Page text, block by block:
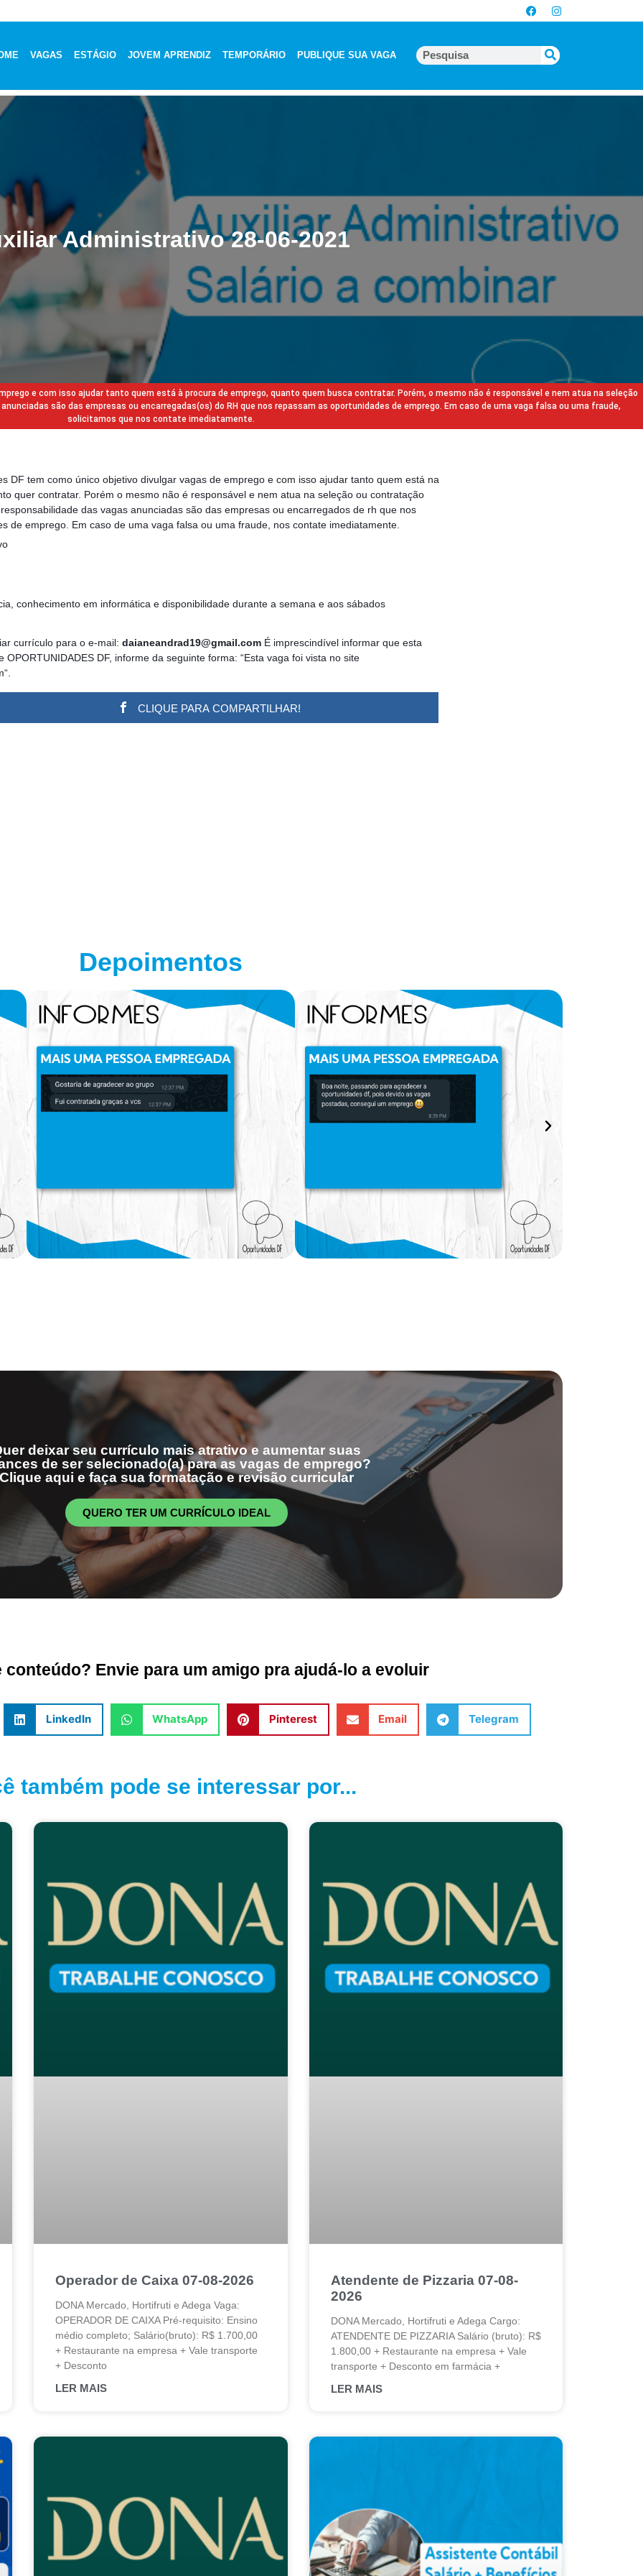
VAGAS ESTÁGIO JOVEM APRENDIZ TEMPORÁRIO PUBLIQUE SUA VAGA
Administrativo 28-06-2021
e com isso ajudar tanto quem está à procura de emprego, quanto quem busca contratar. Porém, o mesmo não é responsável e nem atua na seleção
são das empresas ou encarregadas(os) do RH que nos repassam as oportunidades de emprego. Em caso de uma vaga falsa ou uma fraude,
solicitamos que nos contate imediatamente.
DF tem como único objetivo divulgar vagas de emprego e com isso ajudar tanto quem está na
quer contratar. Porém o mesmo não é responsável e nem atua na seleção ou contratação
das vagas anunciadas são das empresas ou encarregados de rh que nos
de emprego. Em caso de uma vaga falsa ou uma fraude, nos contate imediatamente.
conhecimento em informática e disponibilidade durante a semana e aos sábados
currículo para o e-mail: daianeandrad19@gmail.com É imprescindível informar que esta
OPORTUNIDADES DF, informe da seguinte forma: “Esta vaga foi vista no site
CLIQUE PARA COMPARTILHAR!
Depoimentos
deixar seu currículo mais atrativo e aumentar suas
de ser selecionado(a) para as vagas de emprego?
aqui e faça sua formatação e revisão curricular
QUERO TER UM CURRÍCULO IDEAL
conteúdo? Envie para um amigo pra ajudá-lo a evoluir
LinkedIn WhatsApp Pinterest Email Telegram
também pode se interessar por...
Operador de Caixa 07-08-2026
DONA Mercado, Hortifruti e Adega Vaga:
OPERADOR DE CAIXA Pré-requisito: Ensino
médio completo; Salário(bruto): R$ 1.700,00
+ Restaurante na empresa + Vale transporte
+ Desconto
LER MAIS
Atendente de Pizzaria 07-08-
2026
DONA Mercado, Hortifruti e Adega Cargo:
ATENDENTE DE PIZZARIA Salário (bruto): R$
1.800,00 + Restaurante na empresa + Vale
transporte + Desconto em farmácia +
LER MAIS